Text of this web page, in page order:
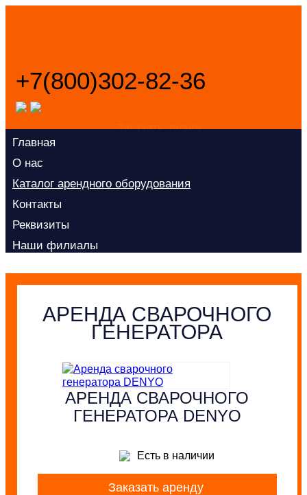
+7(800)302-82-36
Заказать звонок
Главная
О нас
Каталог арендного оборудования
Контакты
Реквизиты
Наши филиалы
АРЕНДА СВАРОЧНОГО
ГЕНЕРАТОРА
АРЕНДА СВАРОЧНОГО
ГЕНЕРАТОРА DENYO
Есть в наличии
Заказать аренду